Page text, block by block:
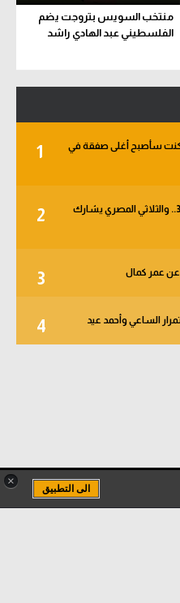
منتخب السويس بتروجت يضم
الفلسطيني عبد الهادي راشد
1
وكنت سأصبح أغلى صفقة في
2
خبر في الجول - الأهلي يبدأ من دور الـ 32.. والثلاثي المصري يشارك
3 عن عمر كمال
4 الساعي وأحمد عيد
×
الى التطبيق